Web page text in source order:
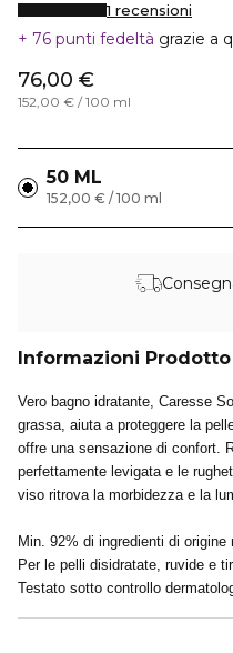
1 recensioni
76 punti fedeltà grazie a
76,00 €
152,00 € / 100 ml
50 ML
152,00 € / 100 ml
Informazioni Prodotto
Vero bagno idratante, Caresse
grassa, aiuta a proteggere la
offre una sensazione di confort.
perfettamente levigata e le
viso ritrova la morbidezza e la
Min. 92% di ingredienti di origine
Per le pelli disidratate, ruvide e
Testato sotto controllo